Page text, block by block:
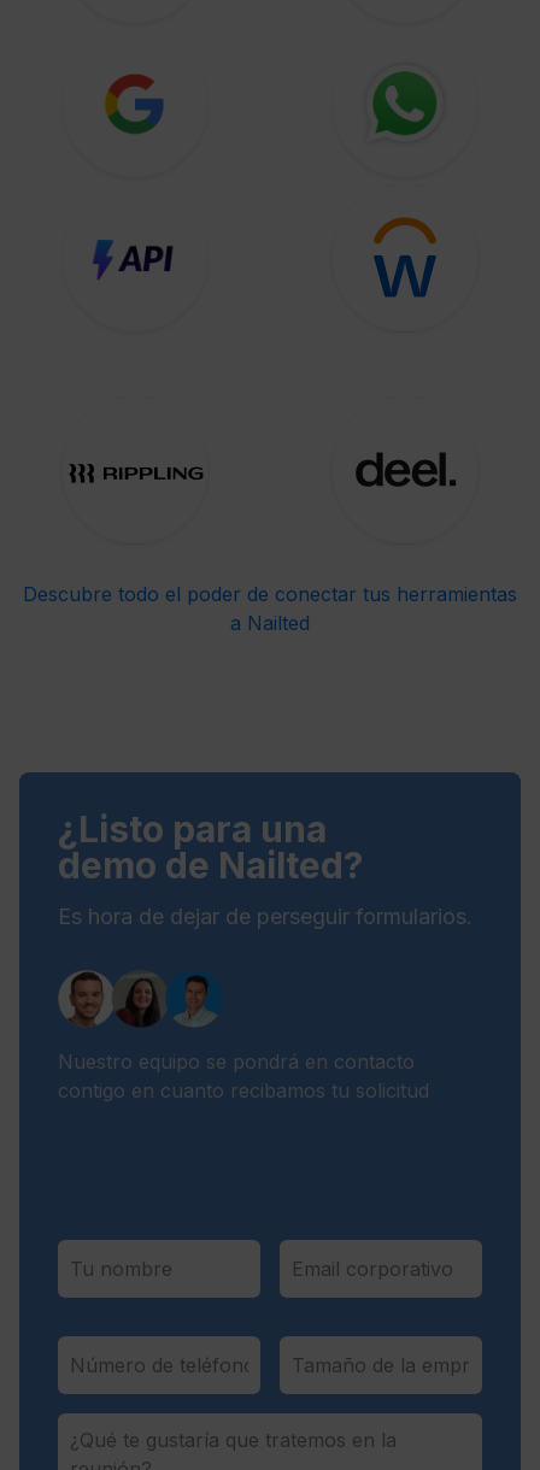
Descubre todo el poder de conectar tus herramientas
a Nailted
¿Listo para una
demo de Nailted?
Es hora de dejar de perseguir formularios.
Nuestro equipo se pondrá en contacto
contigo en cuanto recibamos tu solicitud